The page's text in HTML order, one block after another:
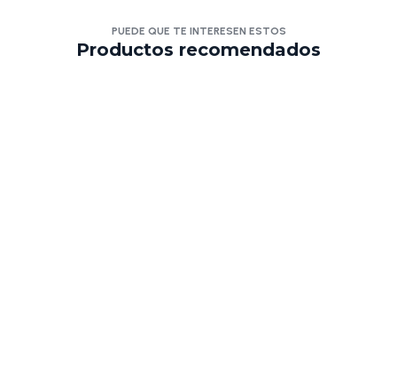
PUEDE QUE TE INTERESEN ESTOS
Productos recomendados